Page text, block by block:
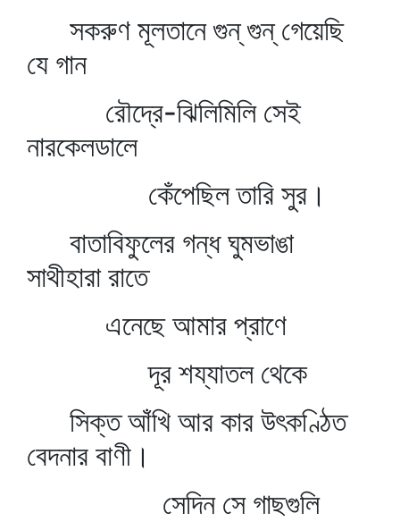
সকরুণ মূলতানে গুন্‌ গুন্‌ গেয়েছি
যে গান
রৌদ্রে-ঝিলিমিলি সেই
নারকেলডালে
কেঁপেছিল তারি সুর।
বাতাবিফুলের গন্ধ ঘুমভাঙা
সাথীহারা রাতে
এনেছে আমার প্রাণে
দূর শয্যাতল থেকে
সিক্ত আঁখি আর কার উৎকণ্ঠিত
বেদনার বাণী।
সেদিন সে গাছগুলি